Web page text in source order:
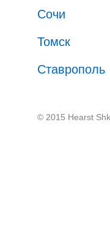
Сочи
Томск
Ставрополь
© 2015 Hearst